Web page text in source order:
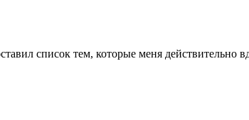
список тем, которые меня действительно